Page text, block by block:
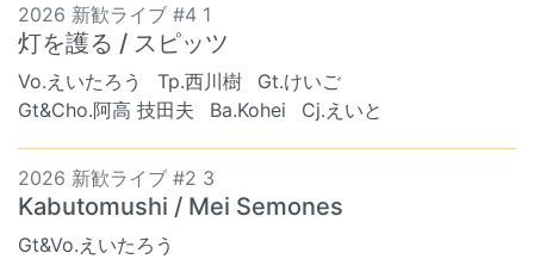
2026 新歓ライブ #4 1
灯を護る / スピッツ
Vo.えいたろう Tp.西川樹
Gt.けいご
Gt&Cho.阿高 技田夫
Ba.Kohei Cj.えいと
2026 新歓ライブ #2 3
Kabutomushi / Mei Semones
Gt&Vo.えいたろう